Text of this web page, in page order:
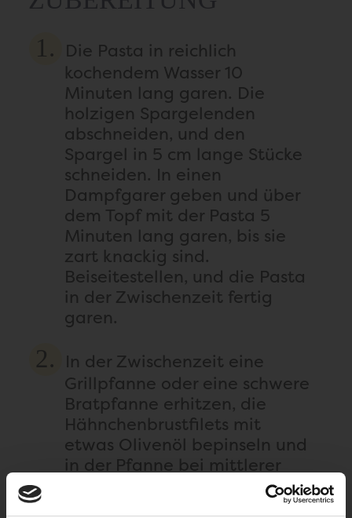
Die Pasta in reichlich
kochendem Wasser 10
Minuten lang garen. Die
holzigen Spargelenden
abschneiden, und den
Spargel in 5 cm lange Stücke
schneiden. In einen
Dampfgarer geben und über
dem Topf mit der Pasta 5
Minuten lang garen, bis sie
zart knackig sind.
Beiseitestellen, und die Pasta
in der Zwischenzeit fertig
garen.
In der Zwischenzeit eine
Grillpfanne oder eine schwere
Bratpfanne erhitzen, die
Hähnchenbrustfilets mit
etwas Olivenöl bepinseln und
in der Pfanne bei mittlerer
Hitze auf jeder Seite zirka